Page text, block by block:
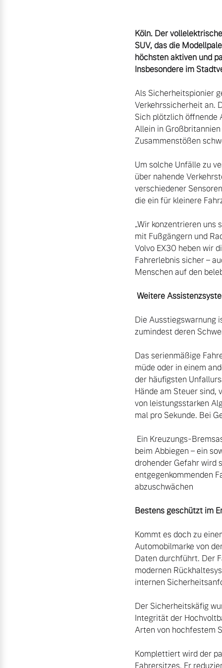
Köln. Der
SUV, das die
höchsten aktiven und
Insbesondere im
Als Sicherheitspionier
Verkehrssicherheit an.
Sich plötzlich öffnende
Allein in
Zusammenstößen
Um solche Unfälle zu
über nahende
verschiedener
die ein für kleinere
„Wir konzentrieren uns
mit Fußgängern und
Volvo EX30 heben wir
Fahrerlebnis sicher –
Menschen auf den
Weitere
Die Ausstiegswarnung
zumindest deren
Das serienmäßige
müde oder in einem
der häufigsten
Hände am Steuer sind,
von leistungsstarken
mal pro Sekunde. Bei
beim Abbiegen – ein
drohender Gefahr wird
entgegenkommenden
abzuschwächen
Bestens geschützt im
Kommt es doch zu
Automobilmarke von
Daten durchführt. Der
modernen
internen
Der Sicherheitskäfig
Integrität der
Arten von hochfestem
Komplettiert wird der
Fahrersitzes. Er